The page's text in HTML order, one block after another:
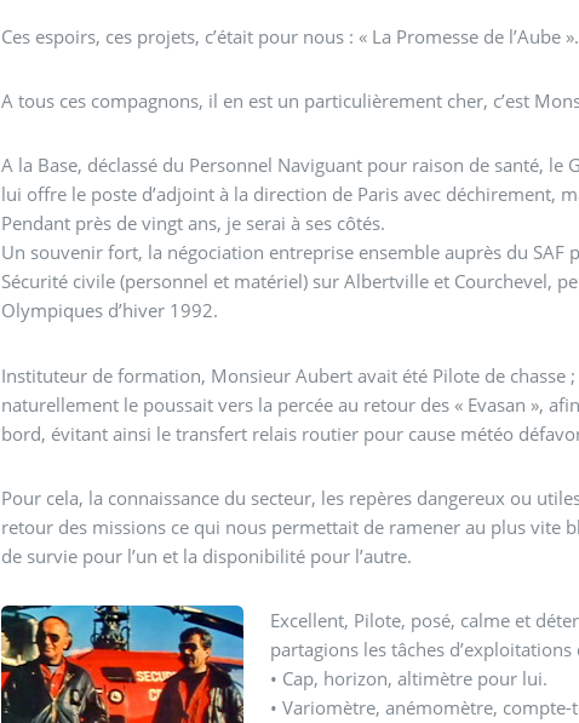
Ces espoirs, ces projets, c’était pour nous : « La Promesse de l’Aube ».
A tous ces compagnons, il en est un particulièrement cher, c’est
A la Base, déclassé du Personnel Naviguant pour raison de santé, le
lui offre le poste d’adjoint à la direction de Paris avec déchirement,
Pendant près de vingt ans, je serai à ses côtés.
Un souvenir fort, la négociation entreprise ensemble auprès du SAF
Sécurité civile (personnel et matériel) sur Albertville et Courchevel,
Olympiques d’hiver 1992.
Instituteur de formation, Monsieur Aubert avait été Pilote de
naturellement le poussait vers la percée au retour des « Evasan »,
bord, évitant ainsi le transfert relais routier pour cause météo
Pour cela, la connaissance du secteur, les repères dangereux ou
retour des missions ce qui nous permettait de ramener au plus vite
de survie pour l’un et la disponibilité pour l’autre.
Excellent, Pilote, posé, calme et
partagions les tâches
• Cap, horizon, altimètre pour lui.
• Variomètre, anémomètre,